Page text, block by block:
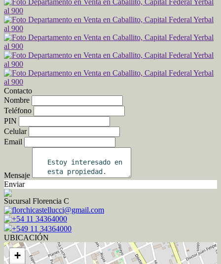
Contacto
Nombre
Teléfono
PIN
Celular
Email
Mensaje
Enviar
Sucursal Florencia C
florchicastellucci@gmail.com
+54 11 34364000
+549 11 34364000
UBICACIÓN
+